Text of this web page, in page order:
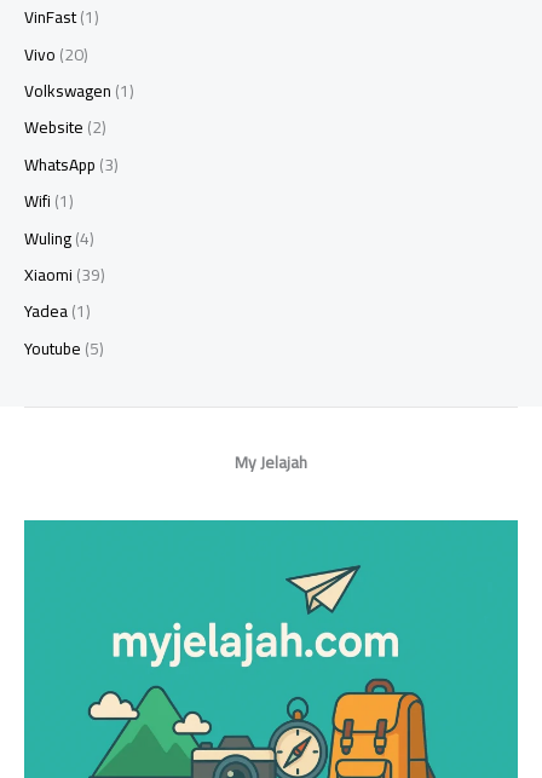
VinFast(1)
Vivo(20)
Volkswagen(1)
Website(2)
WhatsApp(3)
Wifi(1)
Wuling(4)
Xiaomi(39)
Yadea(1)
Youtube(5)
My Jelajah